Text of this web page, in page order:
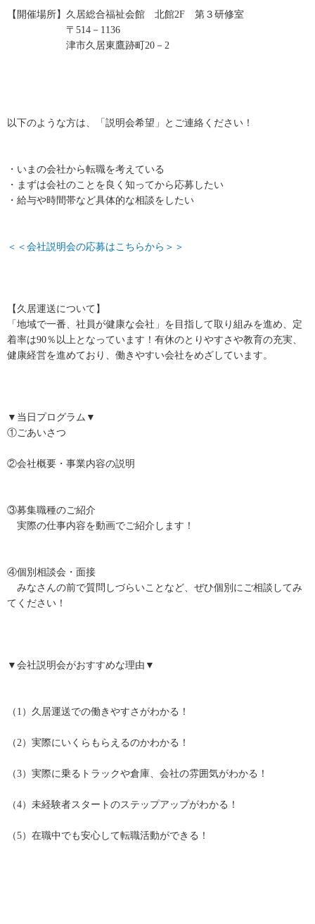
【開催場所】久居総合福祉会館 北館2F 第３研修室
〒514－1136
津市久居東鷹跡町20－2
以下のような方は、「説明会希望」とご連絡ください！
・いまの会社から転職を考えている
・まずは会社のことを良く知ってから応募したい
・給与や時間帯など具体的な相談をしたい
＜＜会社説明会の応募はこちらから＞＞
【久居運送について】
「地域で一番、社員が健康な会社」を目指して取り組みを進め、定
着率は90％以上となっています！有休のとりやすさや教育の充実、
健康経営を進めており、働きやすい会社をめざしています。
▼当日プログラム▼
①ごあいさつ
②会社概要・事業内容の説明
③募集職種のご紹介
実際の仕事内容を動画でご紹介します！
④個別相談会・面接
みなさんの前で質問しづらいことなど、ぜひ個別にご相談してみ
てください！
▼会社説明会がおすすめな理由▼
（1）久居運送での働きやすさがわかる！
（2）実際にいくらもらえるのかわかる！
（3）実際に乗るトラックや倉庫、会社の雰囲気がわかる！
（4）未経験者スタートのステップアップがわかる！
（5）在職中でも安心して転職活動ができる！